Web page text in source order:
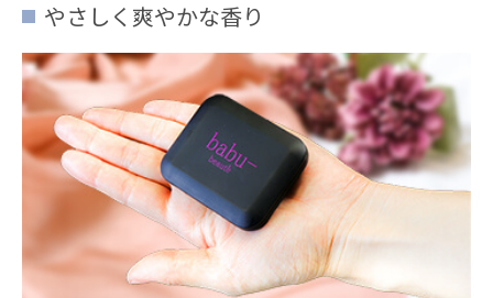
やさしく爽やかな香り